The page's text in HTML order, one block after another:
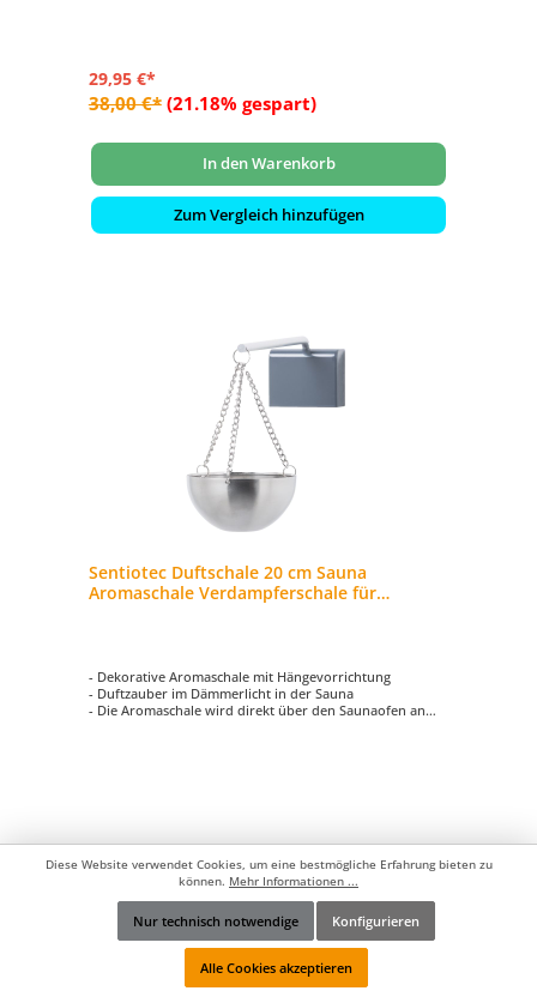
29,95 €*
38,00 €* (21.18% gespart)
In den Warenkorb
Zum Vergleich hinzufügen
Sentiotec Duftschale 20 cm Sauna
Aromaschale Verdampferschale für
- Dekorative Aromaschale mit Hängevorrichtung
- Duftzauber im Dämmerlicht in der Sauna
- Die Aromaschale wird direkt über den Saunaofen an
37,95 €*
47,90 €* (20.77% gespart)
In den Warenkorb
Zum Vergleich hinzufügen
Werkzeugleiste anzeigen
Diese Website verwendet Cookies, um eine bestmögliche Erfahrung bieten zu
können. Mehr Informationen ...
Nur technisch notwendige Konfigurieren
Alle Cookies akzeptieren